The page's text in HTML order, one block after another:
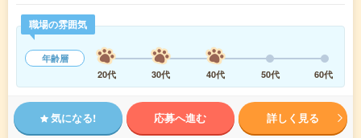
職場の雰囲気
年齢層
20代
30代 40代 50代 60代
気になる! 応募へ進む 詳しく見る